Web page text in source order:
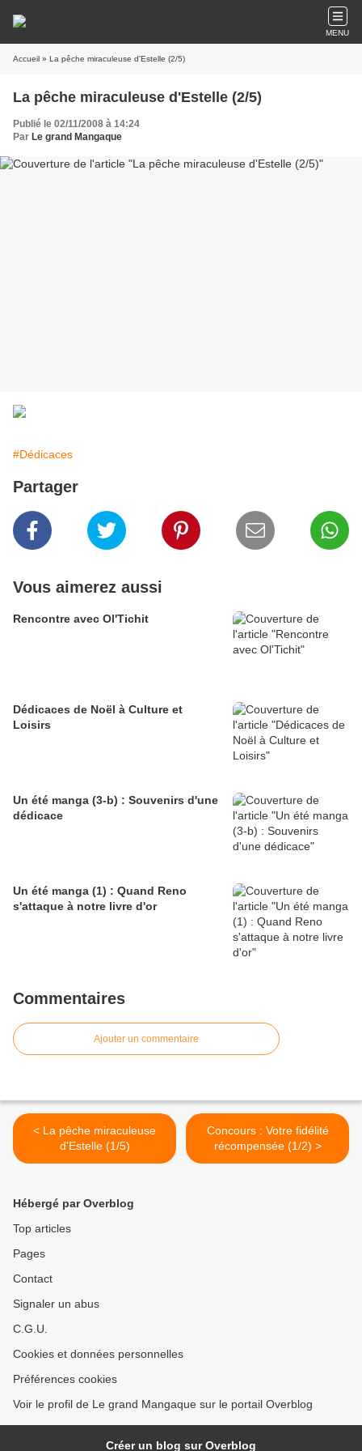
MENU
Accueil » La pêche miraculeuse d'Estelle (2/5)
La pêche miraculeuse d'Estelle (2/5)
Publié le 02/11/2008 à 14:24
Par Le grand Mangaque
#Dédicaces
Partager
Vous aimerez aussi
Rencontre avec Ol'Tichit
Dédicaces de Noël à Culture et
Loisirs
Un été manga (3-b) : Souvenirs d'une
dédicace
Un été manga (1) : Quand Reno
s'attaque à notre livre d'or
Commentaires
Ajouter un commentaire
< La pêche miraculeuse
d'Estelle (1/5)
Concours : Votre fidélité
récompensée (1/2) >
Hébergé par Overblog
Top articles
Pages
Contact
Signaler un abus
C.G.U.
Cookies et données personnelles
Préférences cookies
Voir le profil de Le grand Mangaque sur le portail Overblog
Créer un blog sur Overblog